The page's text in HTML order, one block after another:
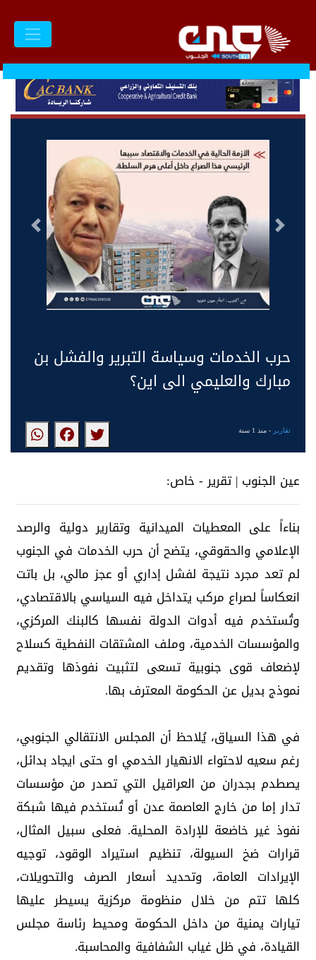
التالى السابق
حرب الخدمات وسياسة التبرير والفشل بن
مبارك والعليمي الى اين؟
تقارير - منذ 1 سنة
عين الجنوب | تقرير - خاص:
بناءاً على المعطيات الميدانية وتقارير دولية والرصد
الإعلامي والحقوقي، يتضح أن حرب الخدمات في الجنوب
لم تعد مجرد نتيجة لفشل إداري أو عجز مالي، بل باتت
انعكاساً لصراع مركب يتداخل فيه السياسي بالاقتصادي،
وتُستخدم فيه أدوات الدولة نفسها كالبنك المركزي،
والمؤسسات الخدمية، وملف المشتقات النفطية كسلاح
لإضعاف قوى جنوبية تسعى لتثبيت نفوذها وتقديم
نموذج بديل عن الحكومة المعترف بها.
في هذا السياق، يُلاحظ أن المجلس الانتقالي الجنوبي،
رغم سعيه لاحتواء الانهيار الخدمي او حتى ايجاد بدائل،
يصطدم بجدران من العراقيل التي تصدر من مؤسسات
تدار إما من خارج العاصمة عدن أو تُستخدم فيها شبكة
نفوذ غير خاضعة للإرادة المحلية. فعلى سبيل المثال،
قرارات ضخ السيولة، تنظيم استيراد الوقود، توجيه
الإيرادات العامة، وتحديد أسعار الصرف والتحويلات،
كلها تتم من خلال منظومة مركزية يسيطر عليها
تيارات يمنية من داخل الحكومة ومحيط رئاسة مجلس
القيادة، في ظل غياب الشفافية والمحاسبة.